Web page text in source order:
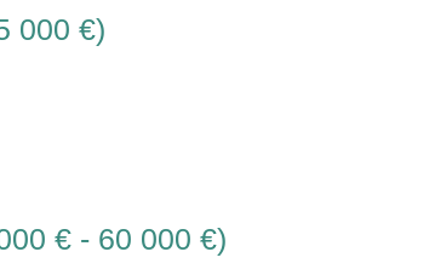
000 €)
€ - 60 000 €)